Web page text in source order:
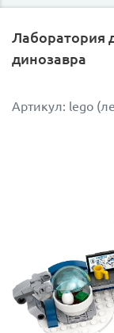
Благодаря
установленному
полозья-шасси
Размер
В наборе Лего
птеранодона с
Лаборатория
динозавра
Артикул: lego